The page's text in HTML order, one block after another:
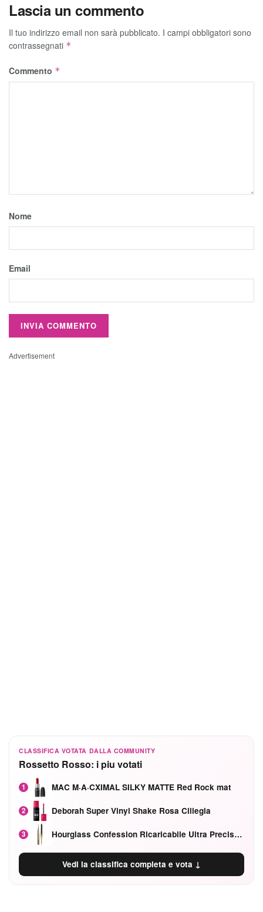
Lascia un commento
Il tuo indirizzo email non sarà pubblicato. I campi obbligatori sono
contrassegnati *
Commento *
Nome
Email
Advertisement
CLASSIFICA VOTATA DALLA COMMUNITY
Rossetto Rosso: i piu votati
1 MAC M·A·CXIMAL SILKY MATTE Red Rock mat
2 Deborah Super Vinyl Shake Rosa Ciliegia
3 Hourglass Confession Ricaricabile Ultra Preciso Ad Alta Intensità Secretly Classic Red
Vedi la classifica completa e vota ↓